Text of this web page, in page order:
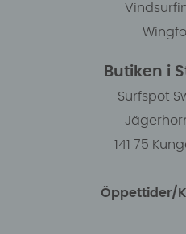
Butiken i
Surfspot
141 75
Öppettider/